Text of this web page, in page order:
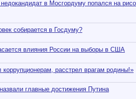
в Мосгордуму попался на
собирается в Госдуму?
влияния России на выборы в США
коррупционерам, расстрел врагам родины!»
главные достижения Путина